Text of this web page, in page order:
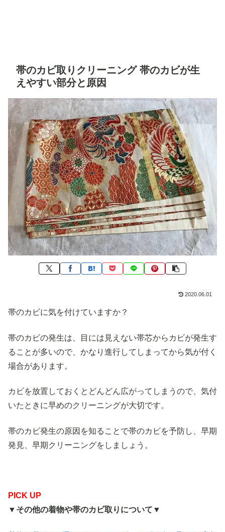
帯のカビ取りクリーニング 帯のカビが生
えやすい部分と原因
2020.06.01
帯のカビに気を付けていますか？
帯のカビの発生は、目には見えない帯芯からカビが発生す
ることが多いので、かなり進行してしまってから気が付く
場合があります。
カビを放置しておくとどんどん広がってしまうので、気付
いたときに早めのクリーニングが大切です。
帯のカビ発生の原因を知ることで帯のカビを予防し、早期
発見、早期クリーニングをしましょう。
PICK UP
▼ その他の着物や帯のカビ取りについて ▼